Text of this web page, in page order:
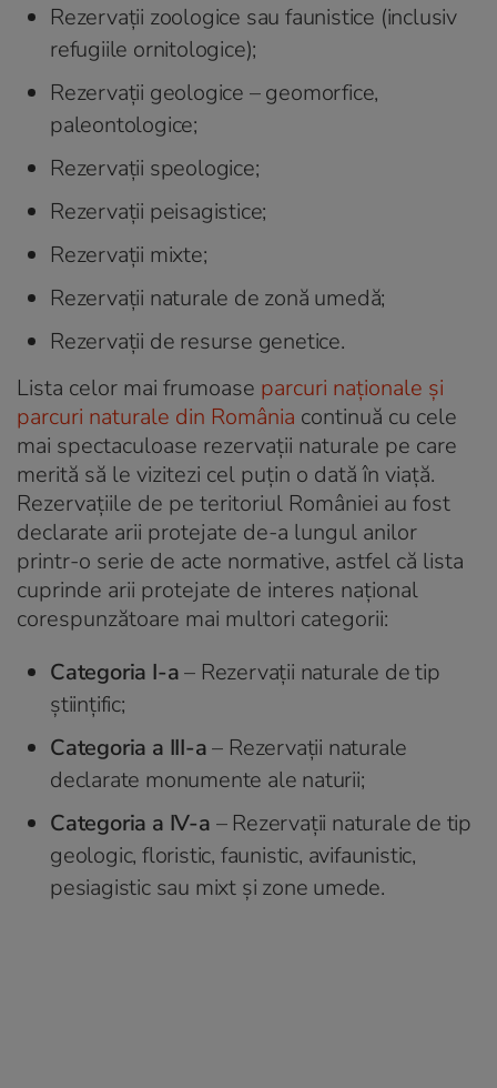
Rezervații zoologice sau faunistice (inclusiv
refugiile ornitologice);
Rezervații geologice – geomorfice,
paleontologice;
Rezervații speologice;
Rezervații peisagistice;
Rezervații mixte;
Rezervații naturale de zonă umedă;
Rezervații de resurse genetice.
Lista celor mai frumoase parcuri naționale și
parcuri naturale din România continuă cu cele
mai spectaculoase rezervații naturale pe care
merită să le vizitezi cel puțin o dată în viață.
Rezervațiile de pe teritoriul României au fost
declarate arii protejate de-a lungul anilor
printr-o serie de acte normative, astfel că lista
cuprinde arii protejate de interes național
corespunzătoare mai multori categorii:
Categoria I-a– Rezervații naturale de tip
științific;
Categoria a III-a– Rezervații naturale
declarate monumente ale naturii;
Categoria a IV-a – Rezervații naturale de tip
geologic, floristic, faunistic, avifaunistic,
pesiagistic sau mixt și zone umede.